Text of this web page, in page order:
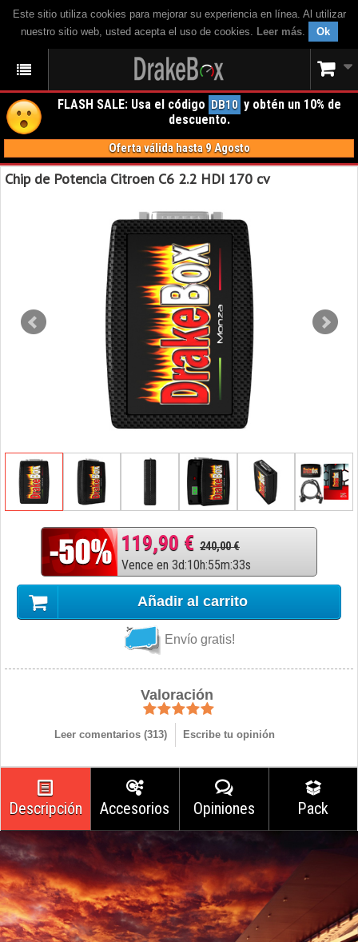
Este sitio utiliza cookies para mejorar su experiencia en línea. Al utilizar
nuestro sitio web, usted acepta el uso de cookies. Leer más. Ok
FLASH SALE: Usa el código DB10 y obtén un 10% de
descuento.
Oferta válida hasta 9 Agosto
Chip de Potencia Citroen C6 2.2 HDI 170 cv
119,90 € 240,00 €
Vence en 3d:10h:55m:32s
Añadir al carrito
Envío gratis!
Valoración
Leer comentarios (313) Escribe tu opinión
Descripción Accesorios Opiniones Pack